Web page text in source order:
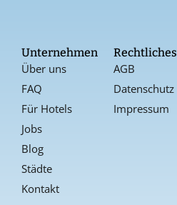
Unternehmen
Über uns
FAQ
Für Hotels
Jobs
Blog
Städte
Kontakt
Rechtliches
AGB
Datenschutz
Impressum